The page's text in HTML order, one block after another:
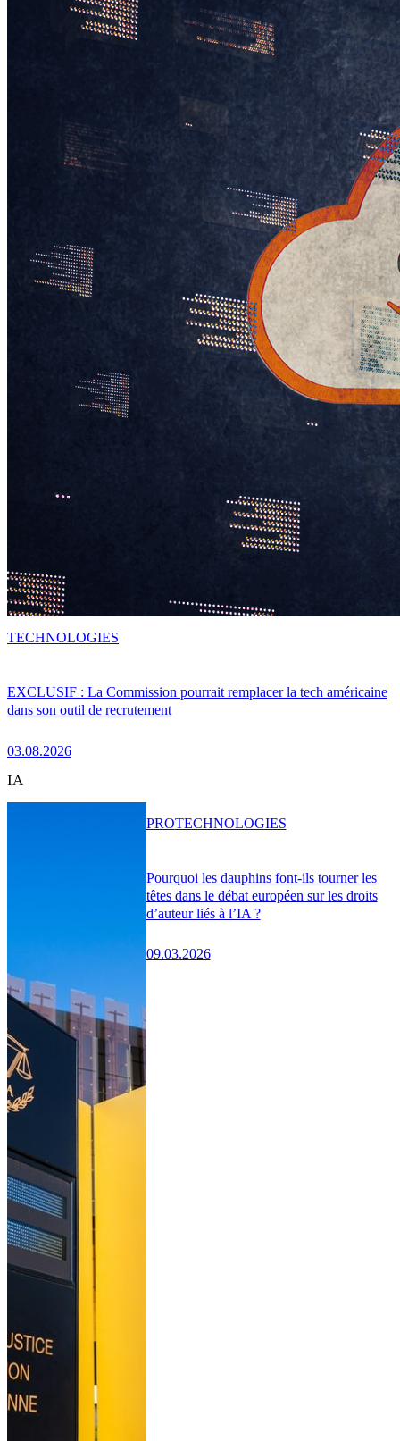
EXCLUSIF : La Commission pourrait remplacer la tech américaine
dans son outil de recrutement
03.08.2026
TECHNOLOGIES
IA
Pourquoi les dauphins font-ils tourner les
têtes dans le débat européen sur les droits
d’auteur liés à l’IA ?
09.03.2026
PROTECHNOLOGIES